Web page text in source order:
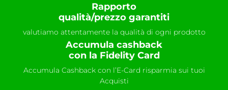
Rapporto
qualità/prezzo garantiti
valutiamo attentamente la qualità di ogni prodotto
Accumula cashback
con la Fidelity Card
Accumula Cashback con l’E-Card risparmia sui tuoi
Acquisti